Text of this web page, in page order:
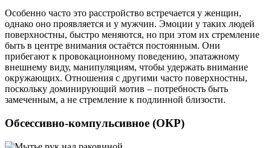
Особенно часто это расстройство встречается у женщин,
однако оно проявляется и у мужчин. Эмоции у таких людей
поверхностны, быстро меняются, но при этом их стремление
быть в центре внимания остаётся постоянным. Они
прибегают к провокационному поведению, эпатажному
внешнему виду, манипуляциям, чтобы удержать внимание
окружающих. Отношения с другими часто поверхностны,
поскольку доминирующий мотив – потребность быть
замеченным, а не стремление к подлинной близости.
Обсессивно-компульсивное (ОКР)